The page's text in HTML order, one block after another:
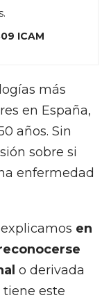
ICAM
más
en España,
años. Sin
sobre si
enfermedad
en
o derivada
este